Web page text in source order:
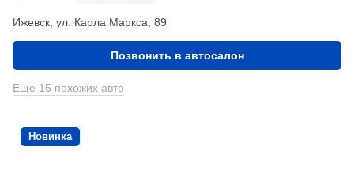
Ижевск, ул. Карла Маркса, 89
Позвонить в автосалон
Еще 15 похожих авто
Новинка